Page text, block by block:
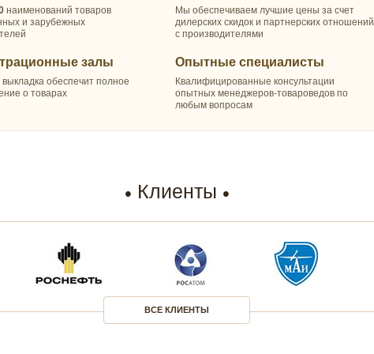
наименований товаров
и зарубежных
залы
обеспечит полное
о товарах
Мы обеспечиваем лучшие цены за счет
дилерских скидок и партнерских отношений
с производителями
Опытные специалисты
Квалифицированные консультации
опытных менеджеров-товароведов по
любым вопросам
Клиенты
ВСЕ КЛИЕНТЫ